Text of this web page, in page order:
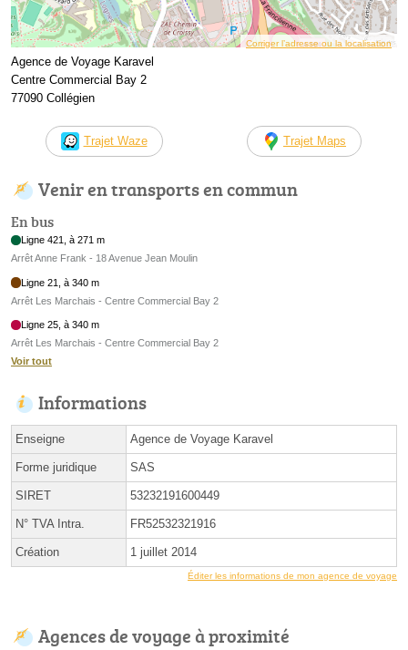
Corriger l’adresse ou la localisation
Agence de Voyage Karavel
Centre Commercial Bay 2
77090 Collégien
Trajet Waze Trajet Maps
Venir en transports en commun
En bus
Ligne 421, à 271 m
Arrêt Anne Frank - 18 Avenue Jean Moulin
Ligne 21, à 340 m
Arrêt Les Marchais - Centre Commercial Bay 2
Ligne 25, à 340 m
Arrêt Les Marchais - Centre Commercial Bay 2
Voir tout
Informations
Enseigne Agence de Voyage Karavel
Forme juridique SAS
SIRET 53232191600449
N° TVA Intra. FR52532321916
Création 1 juillet 2014
Éditer les informations de mon agence de voyage
Agences de voyage à proximité